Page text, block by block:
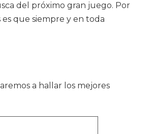
del próximo gran juego. Por
que siempre y en toda
a hallar los mejores